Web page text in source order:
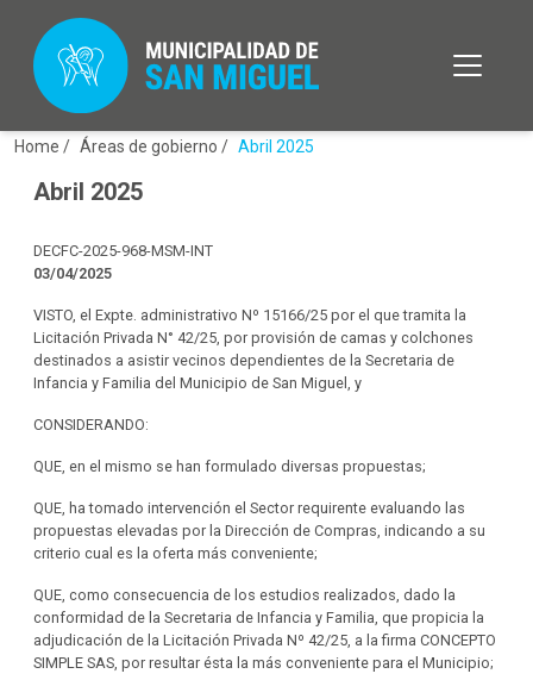
Home / Áreas de gobierno / Abril 2025
Abril 2025
DECFC-2025-968-MSM-INT
03/04/2025
VISTO, el Expte. administrativo Nº 15166/25 por el que tramita la
Licitación Privada N° 42/25, por provisión de camas y colchones
destinados a asistir vecinos dependientes de la Secretaria de
Infancia y Familia del Municipio de San Miguel, y
CONSIDERANDO:
QUE, en el mismo se han formulado diversas propuestas;
QUE, ha tomado intervención el Sector requirente evaluando las
propuestas elevadas por la Dirección de Compras, indicando a su
criterio cual es la oferta más conveniente;
QUE, como consecuencia de los estudios realizados, dado la
conformidad de la Secretaria de Infancia y Familia, que propicia la
adjudicación de la Licitación Privada Nº 42/25, a la firma CONCEPTO
SIMPLE SAS, por resultar ésta la más conveniente para el Municipio;